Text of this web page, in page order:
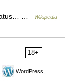
…
Wikipedia
18+
WordPress,